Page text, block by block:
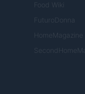
Food Wiki
FuturoDonna
HomeMagazine